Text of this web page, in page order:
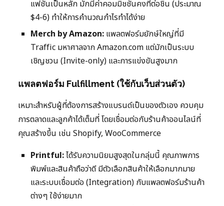
แฟชั่นเป็นหลัก มักมีค่าคอมมิชชั่นคงที่ต่อชิ้น (ประมาณ
$4-6) ทำให้การคำนวณกำไรทำได้ง่าย
Merch by Amazon: แพลตฟอร์มยักษ์ใหญ่ที่มี
Traffic มหาศาลจาก Amazon.com แต่มักเป็นระบบ
เชิญชวน (Invite-only) และการแข่งขันสูงมาก
แพลตฟอร์ม Fulfillment (ใช้กับเว็บส่วนตัว)
เหมาะสำหรับผู้ที่ต้องการสร้างแบรนด์เป็นของตัวเอง ควบคุม
การตลาดและลูกค้าได้เต็มที่ โดยเชื่อมต่อกับร้านค้าออนไลน์ที่
คุณสร้างขึ้น เช่น Shopify, WooCommerce
Printful:ได้รับความนิยมสูงสุดในกลุ่มนี้ คุณภาพการ
พิมพ์และสินค้าถือว่าดี มีตัวเลือกสินค้าให้เลือกมากมาย
และระบบเชื่อมต่อ (Integration) กับแพลตฟอร์มร้านค้า
ต่างๆ ใช้ง่ายมาก